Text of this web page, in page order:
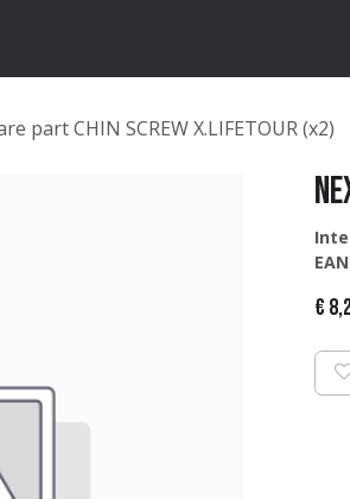
part CHIN SCREW X.LIFETOUR (x2)
€